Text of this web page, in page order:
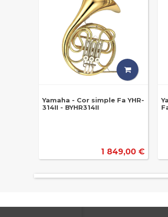
Yamaha - Cor simple Fa YHR-
314II - BYHR314II
1 849,00 €